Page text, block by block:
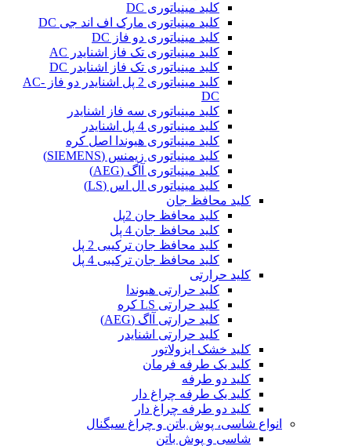
کلید مینیاتوری DC
کلید مینیاتوری مارک اف اند جی DC
کلید مینیاتوری دو فاز DC
کلید مینیاتوری تک فاز اشنایدر AC
کلید مینیاتوری تک فاز اشنایدر DC
کلید مینیاتوری 2 پل اشنایدر دو فاز AC-
DC
کلید مینیاتوری سه فاز اشنایدر
کلید مینیاتوری 4 پل اشنایدر
کلید مینیاتوری هیوندا اصل کره
کلید مینیاتوری زیمنس (SIEMENS)
کلید مینیاتوری آاگ (AEG)
کلید مینیاتوری ال اس (LS)
کلید محافظ جان
کلید محافظ جان 2پل
کلید محافظ جان 4 پل
کلید محافظ جان ترکیبی 2 پل
کلید محافظ جان ترکیبی 4 پل
کلید حرارتی
کلید حرارتی هیوندا
کلید حرارتی LS کره
کلید حرارتی آاگ (AEG)
کلید حرارتی اشنایدر
کلید خشک ایزولاتور
کلید یک طرفه فرمان
کلید دو طرفه
کلید یک طرفه چراغ دار
کلید دو طرفه چراغ دار
انواع شاسی، پوش باتن و چراغ سیگنال
شاسی و پوش باتن